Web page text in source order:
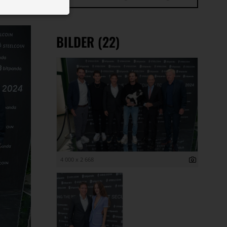
BILDER (22)
4 000 x 2 668